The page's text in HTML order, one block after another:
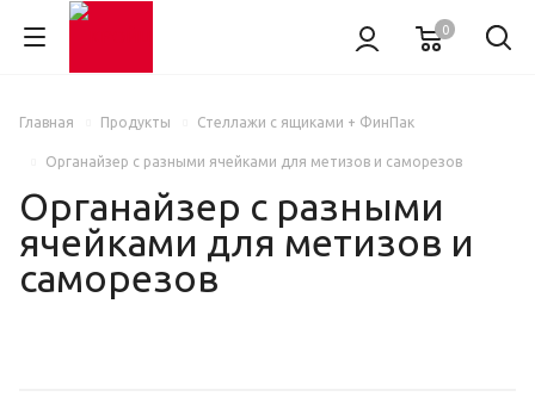
0
Главная Продукты Стеллажи с ящиками + ФинПак
Органайзер с разными ячейками для метизов и саморезов
Органайзер с разными
ячейками для метизов и
саморезов